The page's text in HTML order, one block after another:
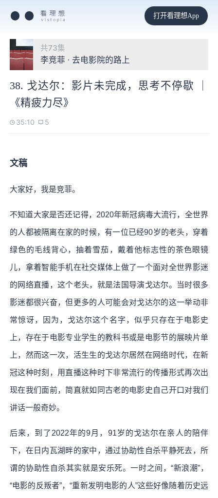
打开看理想App
共73集
李竞菲 · 去电影院的路上
38. 戈达尔：影片未完成，思考不停歇 ｜
《精疲力尽》
35:10 5
文稿
大家好，我是竞菲。
不知道大家是否还记得，2020年新冠病毒大流行，全世界
的人都被隔离在家的时候，有一位已经90岁的老头，穿着
绿色的毛线背心，抽着雪茄，戴着他标志性的茶色眼镜
儿，拿着智能手机在社交媒体上做了一个面对全世界影迷
的网络直播，这个老头，就是法国导演戈达尔。当时很多
影迷都很兴奋，但更多的人可能会对戈达尔的这一举动非
常惊讶，因为，戈达尔这个名字，似乎只存在于电影史
上，存在于电影专业学生的教科书或是电影节的展映片单
上，然而这一次，活生生的戈达尔居然在网络时代，在新
冠这种时刻，用直播这种时下非常流行的传播形式再次出
现在我们面前，简直就如同古老的电影史自己开口对我们
讲话一般奇妙。
后来，到了2022年的9月，91岁的戈达尔在亲人的陪伴
下，在日内瓦湖畔的家中，通过协助性自杀平静死去，所
谓的协助性自杀其实就是安乐死。一时之间，“新浪潮”，
“电影的反叛者”，“重新发明电影的人”这些好像随着历史远